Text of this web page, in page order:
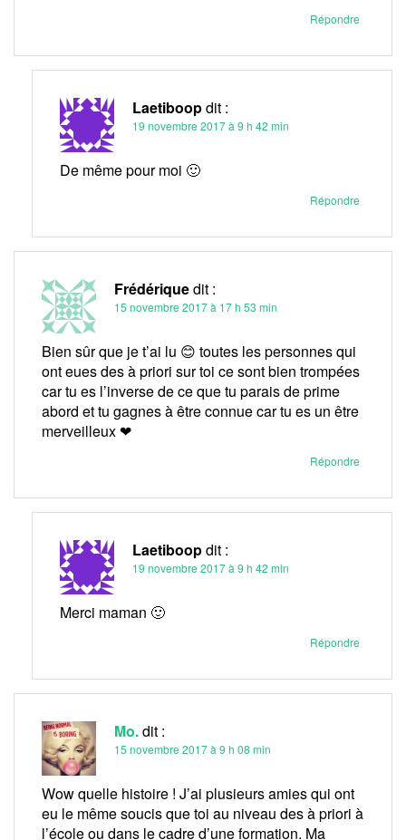
Répondre
Laetiboopdit :
19 novembre 2017 à 9 h 42 min
De même pour moi 🙂
Répondre
Frédériquedit :
15 novembre 2017 à 17 h 53 min
Bien sûr que je t’ai lu 😊 toutes les personnes qui
ont eues des à priori sur toi ce sont bien trompées
car tu es l’inverse de ce que tu parais de prime
abord et tu gagnes à être connue car tu es un être
merveilleux ❤
Répondre
Laetiboopdit :
19 novembre 2017 à 9 h 42 min
Merci maman 🙂
Répondre
Mo.dit :
15 novembre 2017 à 9 h 08 min
Wow quelle histoire ! J’ai plusieurs amies qui ont
eu le même soucis que toi au niveau des à priori à
l’école ou dans le cadre d’une formation. Ma